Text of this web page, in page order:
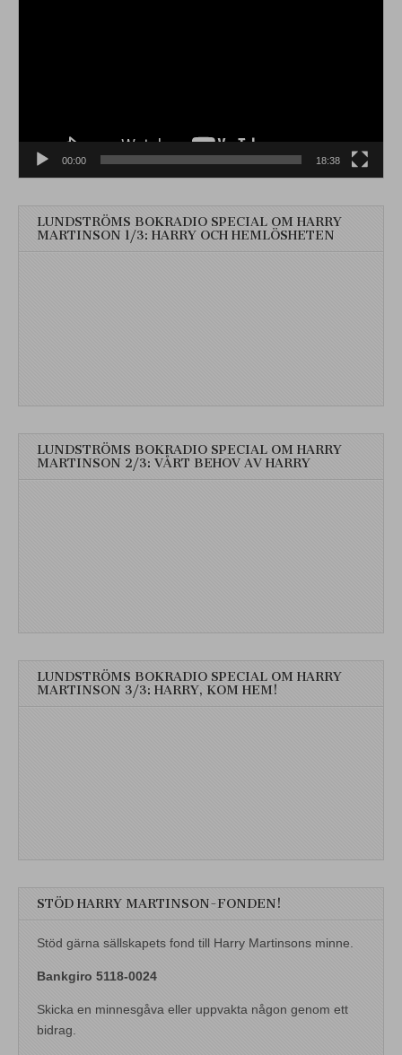
00:00 18:38
LUNDSTRÖMS BOKRADIO SPECIAL OM HARRY
MARTINSON 1/3: HARRY OCH HEMLÖSHETEN
LUNDSTRÖMS BOKRADIO SPECIAL OM HARRY
MARTINSON 2/3: VÅRT BEHOV AV HARRY
LUNDSTRÖMS BOKRADIO SPECIAL OM HARRY
MARTINSON 3/3: HARRY, KOM HEM!
STÖD HARRY MARTINSON-FONDEN!
Stöd gärna sällskapets fond till Harry Martinsons minne.
Bankgiro 5118-0024
Skicka en minnesgåva eller uppvakta någon genom ett
bidrag.